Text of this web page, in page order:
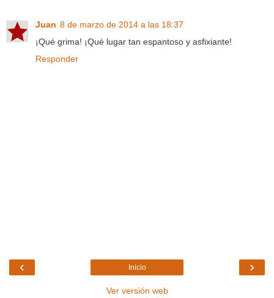
Juan 8 de marzo de 2014 a las 18:37
¡Qué grima! ¡Qué lugar tan espantoso y asfixiante!
Responder
‹ ›
Inicio
Ver versión web